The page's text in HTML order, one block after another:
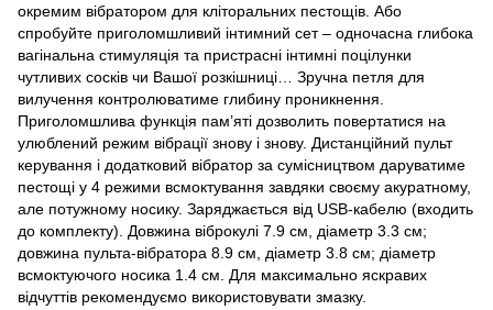
окремим вібратором для кліторальних пестощів. Або
спробуйте приголомшливий інтимний сет – одночасна глибока
вагінальна стимуляція та пристрасні інтимні поцілунки
чутливих сосків чи Вашої розкішниці… Зручна петля для
вилучення контролюватиме глибину проникнення.
Приголомшлива функція пам’яті дозволить повертатися на
улюблений режим вібрації знову і знову. Дистанційний пульт
керування і додатковий вібратор за сумісництвом даруватиме
пестощі у 4 режими всмоктування завдяки своєму акуратному,
але потужному носику. Заряджається від USB-кабелю (входить
до комплекту). Довжина віброкулі 7.9 см, діаметр 3.3 см;
довжина пульта-вібратора 8.9 см, діаметр 3.8 см; діаметр
всмоктуючого носика 1.4 см. Для максимально яскравих
відчуттів рекомендуємо використовувати змазку.